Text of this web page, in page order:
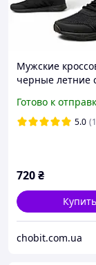
Мужские
черные летние
Готово к
5.0
720₴
Купить
chobit.com.ua